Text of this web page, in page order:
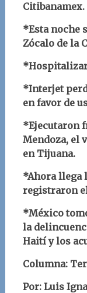
Citibanamex.
*Esta noche
Zócalo de la
*Interjet
en favor de
*Ejecutaron
Mendoza, el
en Tijuana.
*Ahora llega
registraron
*México
la
Haití y los
Columna:
Por: Luis